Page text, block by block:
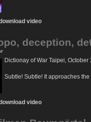
video
deception,
Dictionay of War Taipei, October
Subtle! Subtle! It approaches
video